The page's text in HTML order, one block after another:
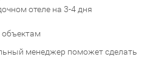
отеле на 3-4 дня
объектам
менеджер поможет сделать